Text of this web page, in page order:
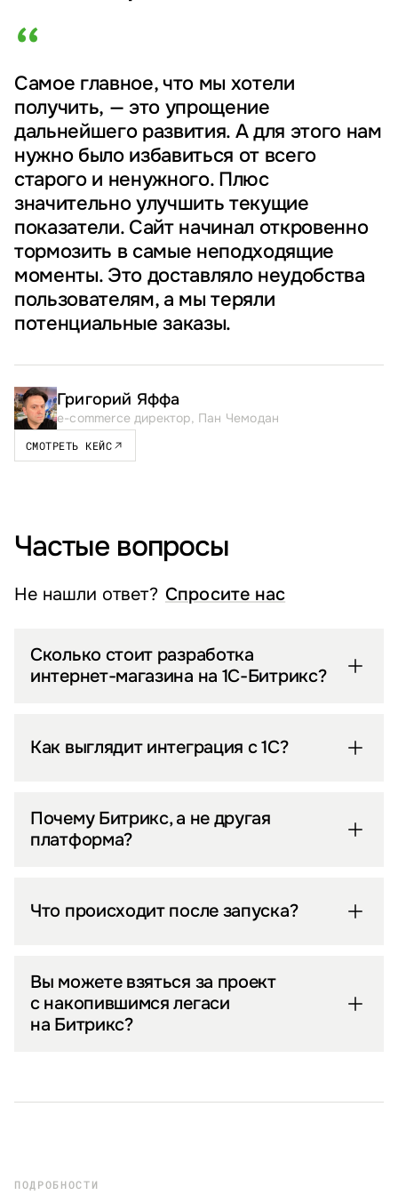
“
Самое главное, что мы хотели
получить, — это упрощение
дальнейшего развития. А для этого нам
нужно было избавиться от всего
старого и ненужного. Плюс
значительно улучшить текущие
показатели. Сайт начинал откровенно
тормозить в самые неподходящие
моменты. Это доставляло неудобства
пользователям, а мы теряли
потенциальные заказы.
Григорий Яффа
e-commerce директор, Пан Чемодан
СМОТРЕТЬ КЕЙС
Частые вопросы
Не нашли ответ? Спросите нас
Сколько стоит разработка
интернет-магазина на 1С-Битрикс?
Как выглядит интеграция с 1С?
Почему Битрикс, а не другая
платформа?
Что происходит после запуска?
Вы можете взяться за проект
с накопившимся легаси
на Битрикс?
ПОДРОБНОСТИ